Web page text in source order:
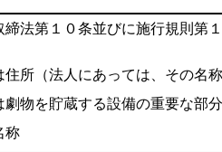
締法第１０条並びに施行規則第
住所（法人にあっては、その名
劇物を貯蔵する設備の重要な部分
称